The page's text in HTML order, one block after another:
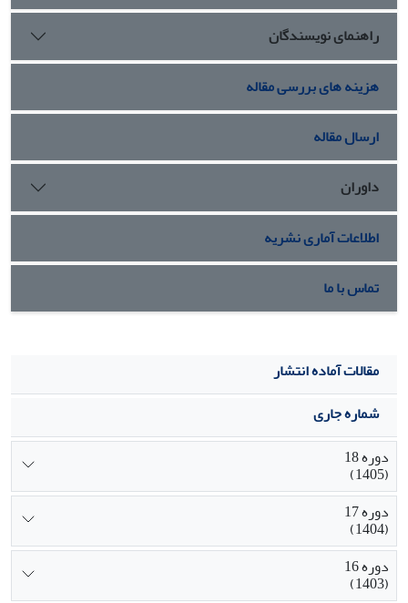
شیر، مردان نگهبان، بزِ نر یا طاووس، سرو، و منار جایگزین گشته
اند. درواقع، در بعد همنشینی، ساختاری از س ه تایی
مقدس شکل گرفته که در یک روند جانشینی ب ه صورت های
گوناگونی بروز یافته است؛ به گونه ای که در همة این
صورت ها، ضمن تنوع و افزودن بر زیبایی، معنایی واحد را م یتوان
جست وجو نمود.
راهنمای نویسندگان
هزینه های بررسی مقاله
ارسال مقاله
داوران
اطلاعات آماری نشریه
تماس با ما
مقالات آماده انتشار
شماره جاری
دوره 18
(1405)
دوره 17
(1404)
دوره 16
(1403)